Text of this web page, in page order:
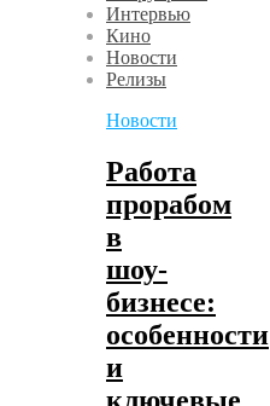
Интервью
Кино
Новости
Релизы
Новости
Работа
прорабом
в
шоу-
бизнесе:
особенности
и
ключевые